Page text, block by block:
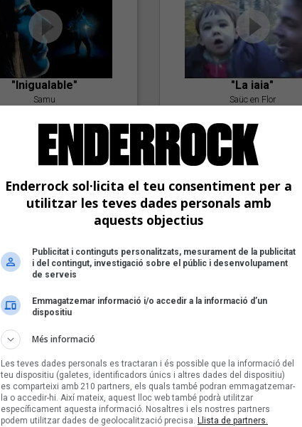
"Inigualable"
Samu
"La iaia"
Saüc en Flor
"Amb tu"
"Postlude To A Kiss"
Goran Levi
Enderrock sol·licita el teu consentiment per a
utilitzar les teves dades personals amb
aquests objectius
Publicitat i continguts personalitzats, mesurament de la publicitat
i del contingut, investigació sobre el públic i desenvolupament
de serveis
Emmagatzemar informació i/o accedir a la informació d’un
dispositiu
Més informació
Les teves dades personals es tractaran i és possible que la informació del
teu dispositiu (galetes, identificadors únics i altres dades del dispositiu)
es comparteixi amb 210 partners, els quals també podran emmagatzemar-
la o accedir-hi. Així mateix, aquest lloc web també podrà utilitzar
específicament aquesta informació. Nosaltres i els nostres partners
podem utilitzar dades de geolocalització precisa. Llista de partners.